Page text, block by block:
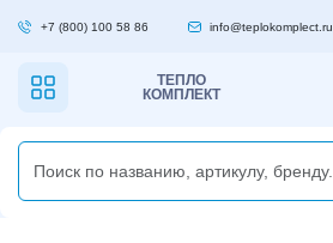
+7 (800) 100 58 86 info@teplokomplect.ru
ТЕПЛО
КОМПЛЕКТ